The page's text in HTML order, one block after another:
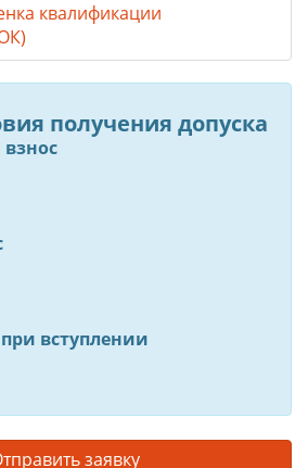
квалификации
получения допуска
вступлении
заявку